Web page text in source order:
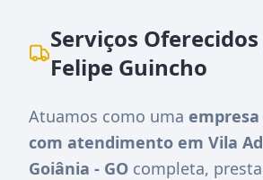
Serviços
Felipe Guincho
Atuamos como uma
com atendimento em Vila
Goiânia - GO completa,